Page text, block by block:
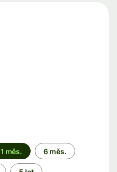
1 měs. 6 měs.